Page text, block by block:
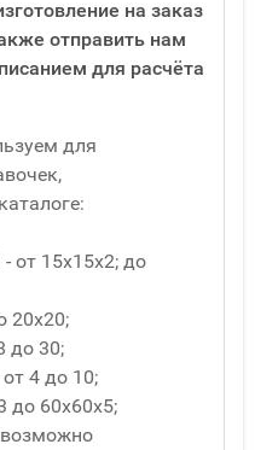
на заказ
отправить нам
для расчёта
для
от 15x15x2; до
20x20;
до 30;
4 до 10;
до 60x60x5;